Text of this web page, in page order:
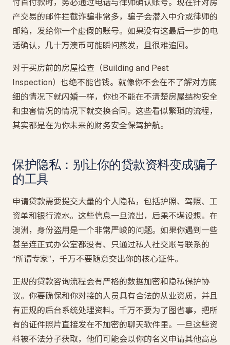
付首付款时，务必通过电话与律师确认账号。现在针对房
产交易的邮件拦截诈骗非常多，骗子会潜入中介或律师的
邮箱，发给你一个虚假的账号。如果没有这最后一步的电
话确认，几十万澳币可能瞬间蒸发，且很难追回。
对于买房前的房屋检查（Building and Pest
Inspection）也绝不能省钱。就像你不会在不了解对方底
细的情况下就闪婚一样，你也不能在不清楚房屋结构安全
和虫害情况的情况下就交换合同。这些看似繁琐的流程，
其实都是在为你未来的财务安全保驾护航。
保护隐私：别让你的贷款资料变成骗子
的工具
申请贷款需要提交大量的个人隐私，包括护照、驾照、工
资单和银行流水。这些信息一旦流出，后果不堪设想。在
澳洲，身份盗用是一个非常严峻的问题。如果你遇到一些
甚至连正式办公室都没有、只通过私人社交账号联系的
“所谓专家”，千万不要随意交出你的核心证件。
正规的贷款咨询流程会有严格的数据加密和隐私保护协
议。你要确保和你对接的人员具有合法的从业资质，并且
有正规的后台系统处理资料。千万不要为了图省事，把所
有的证件照片直接发在不加密的聊天软件里。一旦这些资
料被不法分子获取，他们可能会以你的名义申请其他高息